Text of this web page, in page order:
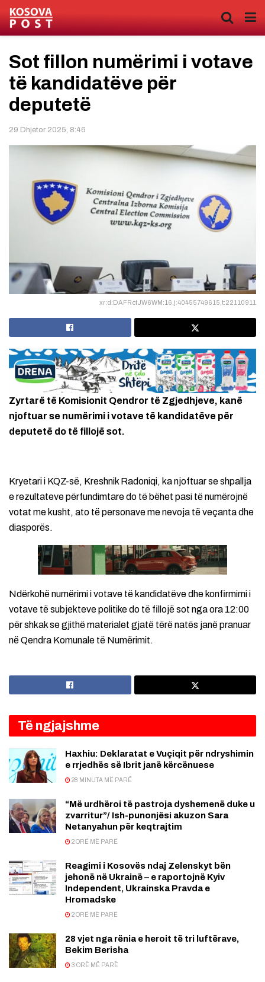
Sot fillon numërimi i votave
të kandidatëve për
deputetë
29 Dhjetor 2025, 8:46
xr:d:DAFRctJW6WM:16,j:40455749615,t:22110911
Zyrtarë të Komisionit Qendror të Zgjedhjeve, kanë
njoftuar se numërimi i votave të kandidatëve për
deputetë do të fillojë sot.
Kryetari i KQZ-së, Kreshnik Radoniqi, ka njoftuar se shpallja
e rezultateve përfundimtare do të bëhet pasi të numërojnë
votat me kusht, ato të personave me nevoja të veçanta dhe
diasporës.
Ndërkohë numërimi i votave të kandidatëve dhe konfirmimi i
votave të subjekteve politike do të fillojë sot nga ora 12:00
për shkak se gjithë materialet gjatë tërë natës janë pranuar
në Qendra Komunale të Numërimit.
Të ngjajshme
Haxhiu: Deklaratat e Vuçiqit për ndryshimin
e rrjedhës së Ibrit janë kërcënuese
28 MINUTA MË PARË
“Më urdhëroi të pastroja dyshemenë duke u
zvarritur”/ Ish-punonjësi akuzon Sara
Netanyahun për keqtrajtim
2 ORË MË PARË
Reagimi i Kosovës ndaj Zelenskyt bën
jehonë në Ukrainë – e raportojnë Kyiv
Independent, Ukrainska Pravda e
Hromadske
2 ORË MË PARË
28 vjet nga rënia e heroit të tri luftërave,
Bekim Berisha
3 ORË MË PARË